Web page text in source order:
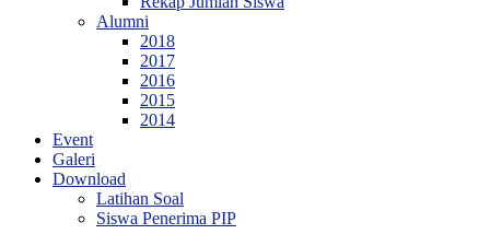
Alumni
2018
2017
2016
2015
2014
Event
Galeri
Download
Latihan Soal
Siswa Penerima PIP